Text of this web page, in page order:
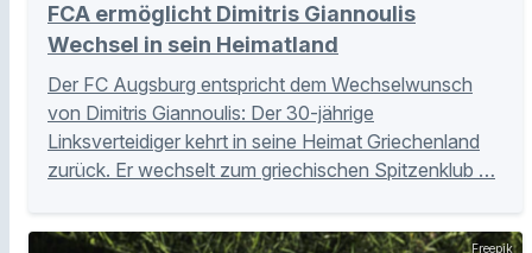
FCA ermöglicht Dimitris Giannoulis
Wechsel in sein Heimatland
Der FC Augsburg entspricht dem Wechselwunsch
von Dimitris Giannoulis: Der 30-jährige
Linksverteidiger kehrt in seine Heimat Griechenland
zurück. Er wechselt zum griechischen Spitzenklub …
Freepik